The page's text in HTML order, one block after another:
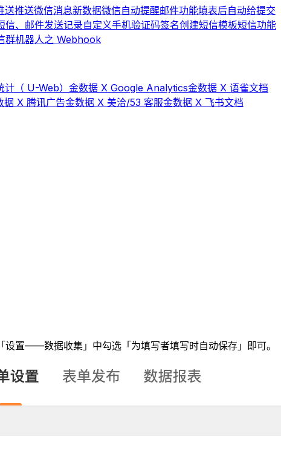
送推送微信消息新数据微信自动提醒邮件功能填表后自动给提交
信、邮件发送记录自定义手机验证码签名创建短信模板短信功能
群机器人之 Webhook
（ U-Web） 金数据 X Google Analytics金数据 X 语雀文档
据 X 腾讯广告金数据 X 美洽/53 客服金数据 X 飞书文档
置——数据收集」中勾选「为填写者填写时自动保存」即可。